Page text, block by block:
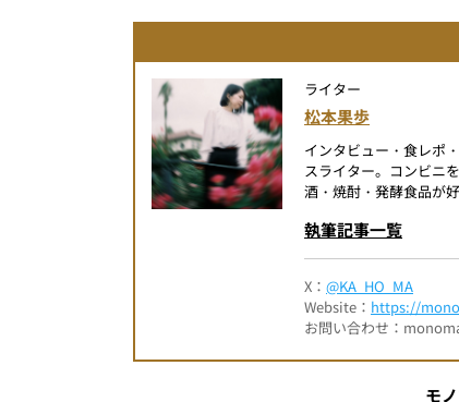
ライター
松本果歩
インタビュー・食レポ
スライター。コンビニ
酒・焼酎・発酵食品が好
執筆記事一覧
X： @KA_HO_MA
Website： https://
お問い合わせ：
モ